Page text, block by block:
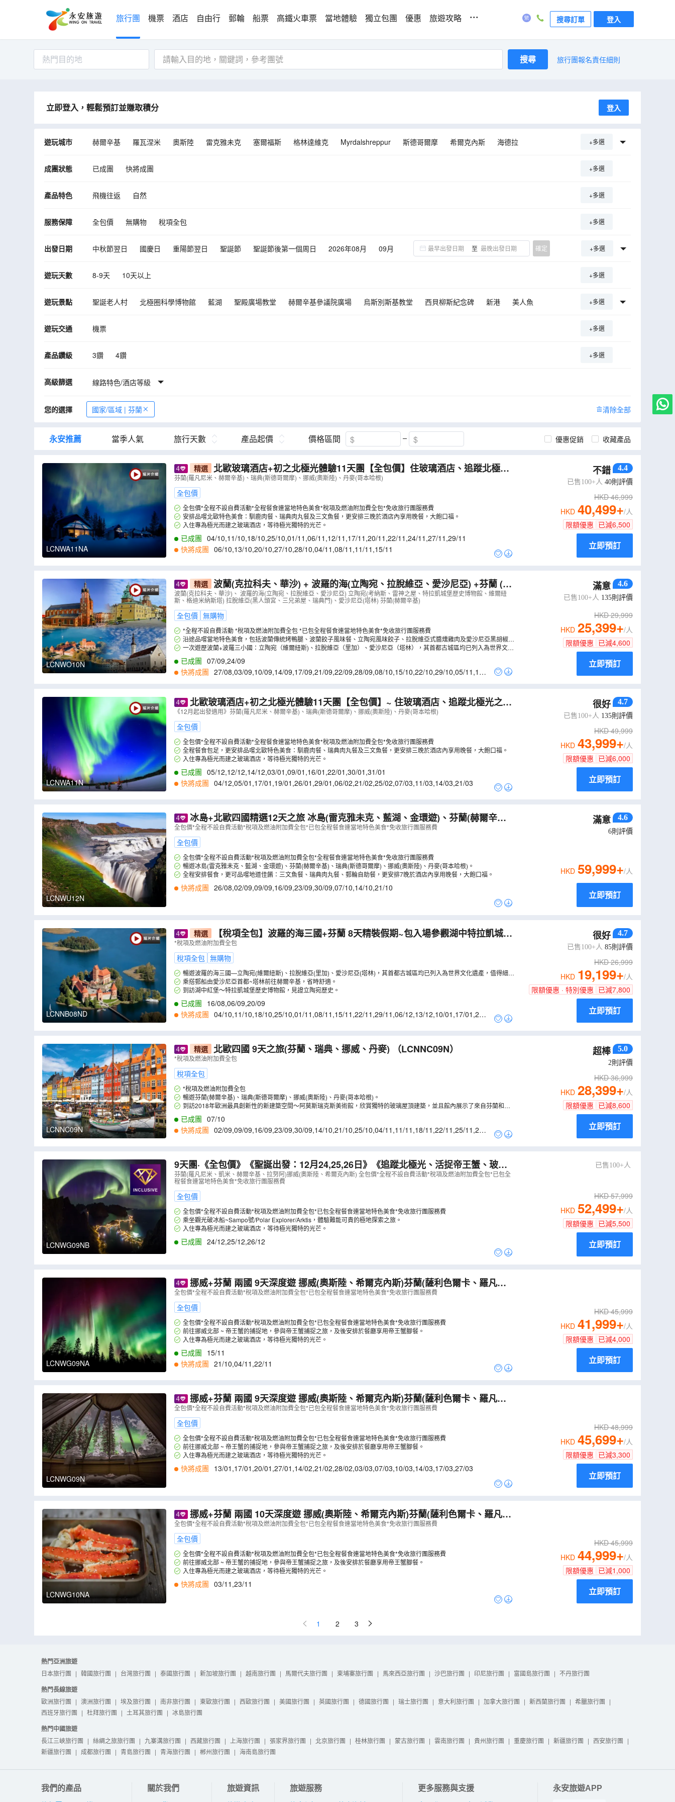
旅行團 機票 酒店 自由行 郵輪 船票 高鐵火車票 當地體驗 獨立包團 優惠 旅遊攻略 ... 搜尋訂單 登入
熱門目的地 搜尋 旅行團報名責任細則
立即登入，輕鬆預訂並賺取積分 登入
遊玩城市 赫爾辛基 羅瓦涅米 奧斯陸 雷克雅未克 塞爾福斯 格林達維克 Myrdalshreppur 斯德哥爾摩 希爾克內斯
海德拉
維克
薩尼色爾卡
華沙
克拉科夫
+多選
成團狀態 已成團 快將成團 +多選
產品特色 飛機往返 自然 +多選
服務保障 全包價 無購物 稅項全包 +多選
出發日期 中秋節翌日 國慶日 重陽節翌日 聖誕節 聖誕節後第一個周日 2026年08月
09月
至 確定 +多選
遊玩天數 8-9天 10天以上 +多選
遊玩景點 聖誕老人村 北極圈科學博物館 藍湖 聖殿廣場教堂 赫爾辛基參議院廣場 烏斯別斯基教堂 西貝柳斯紀念碑 新港
美人魚
阿克斯胡斯城堡
瓦維爾城堡
聖加西彌祿教堂
高雅國家公園
華沙戰船博物館
石中教堂
黃金瀑布~古佛斯瀑布 傑古沙龍冰河湖
《權力遊戲》拍攝場地~ 教堂山 哥本哈根 塔林 傑古沙龍冰河湖
觀賞自然奇觀～《午夜太陽》
傑古沙龍冰河湖 黃金瀑布 馴鹿場 破冰船之旅 哈士奇狗拉車之旅 馴鹿場
芬蘭航空貴賓休息室
冰上垂釣
里加
+多選
遊玩交通 機票 +多選
產品鑽級 3鑽 4鑽 +多選
高級篩選 線路特色/酒店等級
您的選擇 國家/區域 | 芬蘭 清除全部
永安推薦 當季人氣 旅行天數 產品起價 價格區間 優惠促銷 收藏產品
LCNWA11NA
精選 北歐玻璃酒店+初之北極光體驗11天團【全包價】住玻璃酒店、追蹤北極光
之旅、一次過參觀市政廳、華莎戰船/露天/前進號/北極圈科學博物館、石中教堂、費
德烈城堡
芬蘭(羅凡尼米、赫爾辛基)、瑞典(斯德哥爾摩)、挪威(奧斯陸)、丹麥(哥本哈根)
全包價
全包價*全程不設自費活動*全程餐食連當地特色美食*稅項及燃油附加費全包*免收旅行團服務費
安排品嚐北歐特色美食：馴鹿肉餐、瑞典肉丸餐及三文魚餐，更安排三晚於酒店內享用晚餐，大飽口福。
入住專為極光而建之玻璃酒店，等待極光獨特的光芒。
已成團 04/10,11/10,18/10,25/10,01/11 ,06/11 ,12/11 ,17/11 ,20/11 ,22/11 ,24/11 ,27/11 ,29/11
快將成團 06/10,13/10,20/10,27/10,28/10,04/11 ,08/11 ,11/11 ,15/11
不錯 4.4
已售100+人 40則評價
HKD46,999
HKD 40,499+/人
限額優惠 已減6,500
立即預訂
LCNWO10N
精選 波蘭(克拉科夫、華沙) + 波羅的海(立陶宛、拉脫維亞、愛沙尼亞) +芬蘭 (赫
爾辛基)深度探索中世紀古跡之旅10天團（LCNWO10N）
波蘭(克拉科夫、華沙)、 波羅的海(立陶宛、拉脫維亞、愛沙尼亞) 立陶宛(考納斯、雷神之屋、特拉凱城堡歷史博物館、維爾紐
斯、格迪米納斯塔) 拉脫維亞(黑人頭宮、三兄弟屋、瑞典門)、愛沙尼亞(塔林) 芬蘭(赫爾辛基)
全包價 無購物
*全程不設自費活動 *稅項及燃油附加費全包 *已包全程餐食連當地特色美食*免收旅行團服務費
沿途品嚐當地特色美食，包括波蘭傳統烤鴨腿、波蘭餃子風味餐、立陶宛風味餃子、拉脫維亞式醬燻雞肉及愛沙尼亞黑胡椒牛
排。一次遊歷波蘭+波羅三小國：立陶宛（維爾紐斯)、拉脫維亞（里加）、愛沙尼亞（塔林），其首都古城區均已列入為世界文化
遺產，值得細意觀看。
已成團 07/09,24/09
快將成團 27/08,03/09,10/09,14/09,17/09,21/09,22/09,28/09,08/10,15/10,22/10,29/10,05/11 ,12/1
滿意 4.6
已售100+人 135則評價
HKD29,999
HKD 25,399+/人
限額優惠 已減4,600
立即預訂
LCNWA11N
北歐玻璃酒店+初之北極光體驗11天團【全包價】~ 住玻璃酒店、追蹤北極光之
旅、乘哈士奇狗拉車及馴鹿拉車、一次過參觀市政廳、華莎戰船/露天/前進號/北極圈
科學博物館、石中教堂、費德烈城堡
《12月起出發適用》芬蘭(羅凡尼米、赫爾辛基)、瑞典(斯德哥爾摩)、挪威(奧斯陸)、丹麥(哥本哈根)
全包價
全包價*全程不設自費活動*全程餐食連當地特色美食*稅項及燃油附加費全包*免收旅行團服務費
全程餐食包足，更安排品嚐北歐特色美食：馴鹿肉餐、瑞典肉丸餐及三文魚餐，更安排三晚於酒店內享用晚餐，大飽口福。
入住專為極光而建之玻璃酒店，等待極光獨特的光芒。
已成團 05/12,12/12,14/12,03/01 ,09/01 ,16/01 ,22/01 ,30/01 ,31/01
快將成團 04/12,05/01 ,17/01 ,19/01 ,26/01 ,29/01 ,06/02,21/02,25/02,07/03,11/03,14/03,21/03
很好 4.7
已售100+人 135則評價
HKD49,999
HKD 43,999+/人
限額優惠 已減6,000
立即預訂
LCNWU12N
冰島+北歐四國精選12天之旅 冰島(雷克雅未克、藍湖、金環遊)、芬蘭(赫爾辛
基)、瑞典(斯德哥爾摩)、挪威(奧斯陸)、丹麥(哥本哈根) 【全包價】
全包價*全程不設自費活動*稅項及燃油附加費全包*已包全程餐食連當地特色美食*免收旅行團服務費
全包價
全包價*全程不設自費活動*稅項及燃油附加費全包*全程餐食連當地特色美食*免收旅行團服務費
暢遊冰島(雷克雅未克、藍湖、金環遊)、芬蘭(赫爾辛基)、瑞典(斯德哥爾摩)、挪威(奧斯陸)、丹麥(哥本哈根)。
全程安排餐食，更可品嚐地道佳餚：三文魚餐、瑞典肉丸餐、郵輪自助餐，更安排7晚於酒店內享用晚餐，大飽口福。
快將成團 26/08,02/09,09/09,16/09,23/09,30/09,07/10,14/10,21/10
滿意 4.6
6則評價
HKD 59,999+/人
立即預訂
LCNNB08ND
精選 【稅項全包】波羅的海三國+芬蘭 8天精裝假期~包入場參觀湖中特拉凱城堡
歷史博物館、圖雷達城堡及石中教堂、乘郵船由愛沙尼亞前往赫爾辛基省時舒適
NNB08ND）
*稅項及燃油附加費全包
稅項全包 無購物
暢遊波羅的海三國—立陶宛(維爾紐斯)、拉脫維亞(里加)、愛沙尼亞(塔林)，其首都古城區均已列入為世界文化遺產，值得細意
觀看。乘搭郵船由愛沙尼亞首都~塔林前往赫爾辛基，省時舒適。
到訪湖中紅堡～特拉凱城堡歷史博物館，見證立陶宛歷史。
已成團 16/08,06/09,20/09
快將成團 04/10,11/10,18/10,25/10,01/11 ,08/11 ,15/11 ,22/11 ,29/11 ,06/12,13/12,10/01 ,17/01 ,24/0
很好 4.7
已售100+人 85則評價
HKD26,999
HKD 19,199+/人
限額優惠 · 特別優惠 已減7,800
立即預訂
LCNNC09N
精選 北歐四國 9天之旅(芬蘭、瑞典、挪威、丹麥) （LCNNC09N）
*稅項及燃油附加費全包
稅項全包
*稅項及燃油附加費全包
暢遊芬蘭(赫爾辛基)、瑞典(斯德哥爾摩)、挪威(奧斯陸)、丹麥(哥本哈根)。
到訪2018年歐洲最具創新性的新建築空間～阿莫斯瑞克斯美術館，欣賞獨特的玻璃屋頂建築，並且館內展示了來自芬蘭和國
際藝術家的作品。
已成團 07/10
快將成團 02/09,09/09,16/09,23/09,30/09,14/10,21/10,25/10,04/11 ,11/11 ,18/11 ,22/11 ,25/11 ,29/1
超棒 5.0
2則評價
HKD36,999
HKD 28,399+/人
限額優惠 已減8,600
立即預訂
LCNWG09NB
9天團·《全包價》《聖誕出發：12月24,25,26日》《追蹤北極光、活捉帝王蟹、玻璃
酒店、破冰船》 聖誕芬蘭+挪威9天深度遊 (LCNWG09NB)（LCNWG09NB）
芬蘭(羅凡尼米、凱米、赫爾辛基、拉努阿)挪威(奧斯陸、希爾克內斯) 全包價*全程不設自費活動*稅項及燃油附加費全包*已包全
程餐食連當地特色美食*免收旅行團服務費
全包價
全包價*全程不設自費活動*稅項及燃油附加費全包*已包全程餐食連當地特色美食*免收旅行團服務費
乘坐觀光破冰船~Sampo號/Polar Explorer/Arktis，體驗難能可貴的極地探索之旅。
入住專為極光而建之玻璃酒店，等待極光獨特的光芒。
已成團 24/12,25/12,26/12
已售100+人
HKD57,999
HKD 52,499+/人
限額優惠 已減5,500
立即預訂
LCNWG09NA
挪威+芬蘭 兩國 9天深度遊 挪威(奧斯陸、希爾克內斯)芬蘭(薩利色爾卡、羅凡尼
米、赫爾辛基)（LCNWG09NA）
全包價*全程不設自費活動*稅項及燃油附加費全包*已包全程餐食連當地特色美食*免收旅行團服務費
全包價
全包價*全程不設自費活動*稅項及燃油附加費全包*已包全程餐食連當地特色美食*免收旅行團服務費
前往挪威北部 ~ 帝王蟹的捕捉地，參與帝王蟹捕捉之旅，及後安排於餐廳享用帝王蟹腳餐。
入住專為極光而建之玻璃酒店，等待極光獨特的光芒。
已成團 15/11
快將成團 21/10,04/11 ,22/11
HKD45,999
HKD 41,999+/人
限額優惠 已減4,000
立即預訂
LCNWG09N
挪威+芬蘭 兩國 9天深度遊 挪威(奧斯陸、希爾克內斯)芬蘭(薩利色爾卡、羅凡尼
米、赫爾辛基)（LCNWG09N）
全包價*全程不設自費活動*稅項及燃油附加費全包*已包全程餐食連當地特色美食*免收旅行團服務費
全包價
全包價*全程不設自費活動*稅項及燃油附加費全包*已包全程餐食連當地特色美食*免收旅行團服務費
前往挪威北部 ~ 帝王蟹的捕捉地，參與帝王蟹捕捉之旅，及後安排於餐廳享用帝王蟹腳餐。
入住專為極光而建之玻璃酒店，等待極光獨特的光芒。
快將成團 13/01 ,17/01 ,20/01 ,27/01 ,14/02,21/02,28/02,03/03,07/03,10/03,14/03,17/03,27/03
HKD48,999
HKD 45,699+/人
限額優惠 已減3,300
立即預訂
LCNWG10NA
挪威+芬蘭 兩國 10天深度遊 挪威(奧斯陸、希爾克內斯)芬蘭(薩利色爾卡、羅凡尼
米、赫爾辛基)（LCNWG10NA）
全包價*全程不設自費活動*稅項及燃油附加費全包*已包全程餐食連當地特色美食*免收旅行團服務費
全包價
全包價*全程不設自費活動*稅項及燃油附加費全包*已包全程餐食連當地特色美食*免收旅行團服務費
前往挪威北部 ~ 帝王蟹的捕捉地，參與帝王蟹捕捉之旅，及後安排於餐廳享用帝王蟹腳餐。
入住專為極光而建之玻璃酒店，等待極光獨特的光芒。
快將成團 03/11 ,23/11
HKD45,999
HKD 44,999+/人
限額優惠 已減1,000
立即預訂
1 2 3
熱門亞洲旅遊
日本旅行團 | 韓國旅行團 | 台灣旅行團 | 泰國旅行團 | 新加坡旅行團 | 越南旅行團 | 馬爾代夫旅行團 | 柬埔寨旅行團 | 馬來西亞旅行團 | 沙巴旅行團 | 印尼旅行團 | 富國島旅行團 | 不丹旅行團
熱門長線旅遊
歐洲旅行團 | 澳洲旅行團 | 埃及旅行團 | 南非旅行團 | 東歐旅行團 | 西歐旅行團 | 美國旅行團 | 英國旅行團 | 德國旅行團 | 瑞士旅行團 | 意大利旅行團 | 加拿大旅行團 | 新西蘭旅行團 | 希臘旅行團 |
西班牙旅行團 | 杜拜旅行團 | 土耳其旅行團 | 冰島旅行團
熱門中國旅遊
長江三峽旅行團 | 絲綢之旅旅行團 | 九寨溝旅行團 | 西藏旅行團 | 上海旅行團 | 張家界旅行團 | 北京旅行團 | 桂林旅行團 | 蒙古旅行團 | 雲南旅行團 | 貴州旅行團 | 重慶旅行團 | 新疆旅行團 | 西安旅行團 |
新疆旅行團 | 成都旅行團 | 青島旅行團 | 青海旅行團 | 郴州旅行團 | 海南島旅行團
我們的產品 關於我們 旅遊資訊 旅遊服務 更多服務與支援 永安旅遊APP